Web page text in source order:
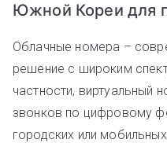
Южной Кореи для
Облачные номера –
решение с широким
частности,
звонков по цифровому
городских или